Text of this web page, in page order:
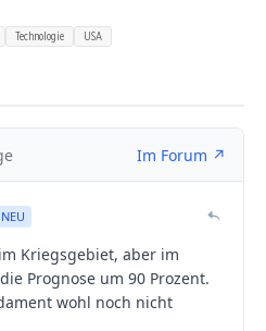
Technologie USA